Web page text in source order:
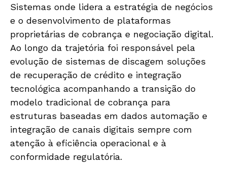
Sistemas onde lidera a estratégia de negócios
e o desenvolvimento de plataformas
proprietárias de cobrança e negociação digital.
Ao longo da trajetória foi responsável pela
evolução de sistemas de discagem soluções
de recuperação de crédito e integração
tecnológica acompanhando a transição do
modelo tradicional de cobrança para
estruturas baseadas em dados automação e
integração de canais digitais sempre com
atenção à eficiência operacional e à
conformidade regulatória.